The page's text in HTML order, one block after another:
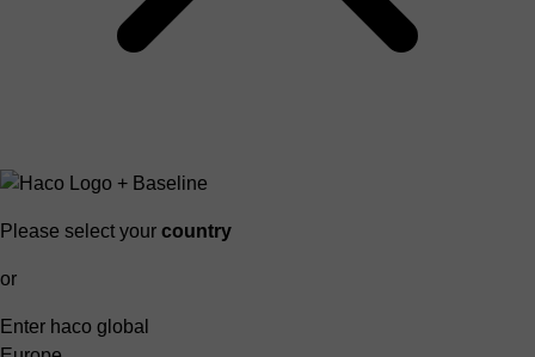
Please select your country
or
Enter haco global